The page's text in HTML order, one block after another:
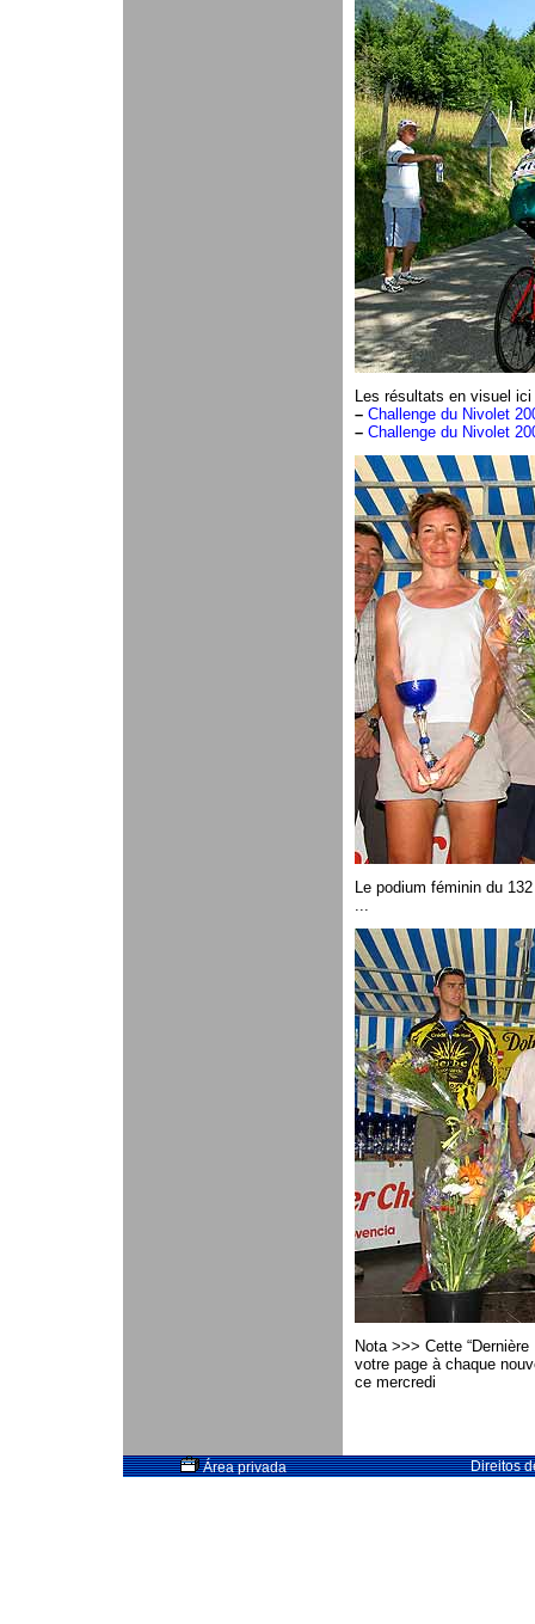
Les résultats en visuel
– Challenge du Nivolet
– Challenge du Nivolet
Le podium féminin du
...
Nota >>> Cette
votre page à chaque
ce mercredi
Área privada Direitos